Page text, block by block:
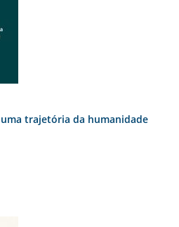
trajetória da humanidade